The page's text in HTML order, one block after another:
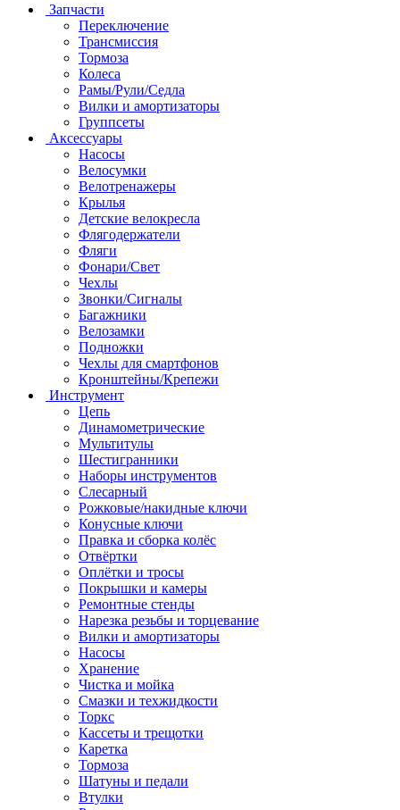
Запчасти
Переключение
Трансмиссия
Тормоза
Колеса
Рамы/Рули/Седла
Вилки и амортизаторы
Группсеты
Аксессуары
Насосы
Велосумки
Велотренажеры
Крылья
Детские велокресла
Флягодержатели
Фляги
Фонари/Свет
Чехлы
Звонки/Сигналы
Багажники
Велозамки
Подножки
Чехлы для смартфонов
Кронштейны/Крепежи
Инструмент
Цепь
Динамометрические
Мультитулы
Шестигранники
Наборы инструментов
Слесарный
Рожковые/накидные ключи
Конусные ключи
Правка и сборка колёс
Отвёртки
Оплётки и тросы
Покрышки и камеры
Ремонтные стенды
Нарезка резьбы и торцевание
Вилки и амортизаторы
Насосы
Хранение
Чистка и мойка
Смазки и техжидкости
Торкс
Кассеты и трещотки
Каретка
Тормоза
Шатуны и педали
Втулки